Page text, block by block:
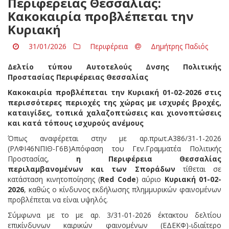
Κακοκαιρία προβλέπεται την
Κυριακή
31/01/2026 Περιφέρεια Δημήτρης Παδιός
Δελτίο τύπου Αυτοτελούς Δνσης Πολιτικής
Προστασίας Περιφέρειας Θεσσαλίας
Κακοκαιρία προβλέπεται την Κυριακή 01-02-2026 στις
περισσότερες περιοχές της χώρας με ισχυρές βροχές,
καταιγίδες, τοπικά χαλαζοπτώσεις και χιονοπτώσεις
και κατά τόπους ισχυρούς ανέμους
Όπως αναφέρεται στην με αρ.πρωτ.Α386/31-1-2026
(ΡΛΦΙ46ΝΠΙΘ-Γ6Β)Απόφαση του Γεν.Γραμματέα Πολιτικής
Προστασίας, η Περιφέρεια Θεσσαλίας
περιλαμβανομένων και των Σποράδων τίθεται σε
κατάσταση κινητοποίησης (Red Code) αύριο Κυριακή 01-02-
2026, καθώς ο κίνδυνος εκδήλωσης πλημμυρικών φαινομένων
προβλέπεται να είναι υψηλός.
Σύμφωνα με το με αρ. 3/31-01-2026 έκτακτου δελτίου
επικίνδυνων καιρικών φαινομένων (ΕΔΕΚΦ)-ιδιαίτερο